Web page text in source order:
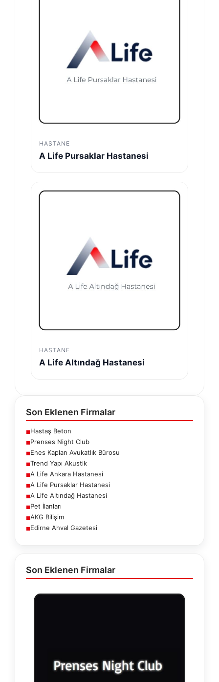
HASTANE
A Life Pursaklar Hastanesi
HASTANE
A Life Altındağ Hastanesi
Son Eklenen Firmalar
■Hastaş Beton
■Prenses Night Club
■Enes Kaplan Avukatlık Bürosu
■Trend Yapı Akustik
■A Life Ankara Hastanesi
■A Life Pursaklar Hastanesi
■A Life Altındağ Hastanesi
■Pet İlanları
■AKG Bilişim
■Edirne Ahval Gazetesi
Son Eklenen Firmalar